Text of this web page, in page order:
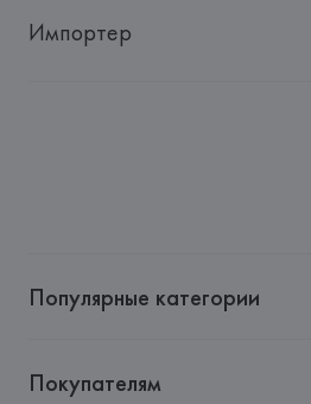
Импортер
Страна происхождения товара:
Популярные категории
Покупателям